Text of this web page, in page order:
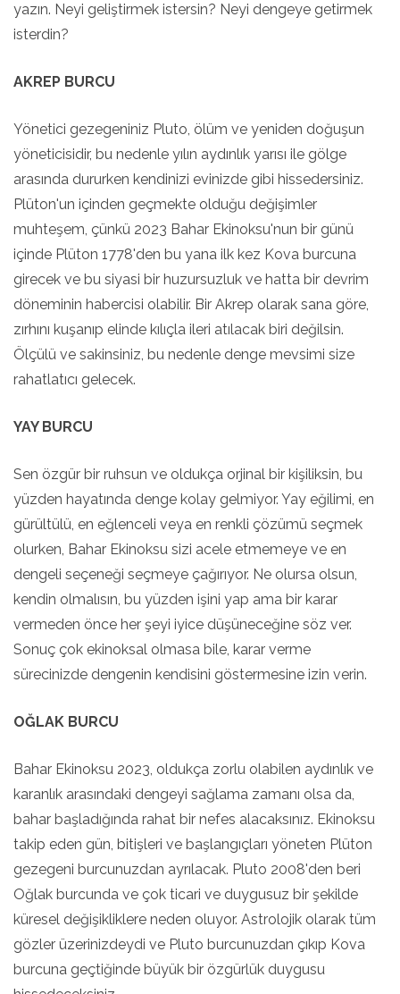
yazın. Neyi geliştirmek istersin? Neyi dengeye getirmek
isterdin?
AKREP BURCU
Yönetici gezegeniniz Pluto, ölüm ve yeniden doğuşun
yöneticisidir, bu nedenle yılın aydınlık yarısı ile gölge
arasında dururken kendinizi evinizde gibi hissedersiniz.
Plüton'un içinden geçmekte olduğu değişimler
muhteşem, çünkü 2023 Bahar Ekinoksu'nun bir günü
içinde Plüton 1778'den bu yana ilk kez Kova burcuna
girecek ve bu siyasi bir huzursuzluk ve hatta bir devrim
döneminin habercisi olabilir. Bir Akrep olarak sana göre,
zırhını kuşanıp elinde kılıçla ileri atılacak biri değilsin.
Ölçülü ve sakinsiniz, bu nedenle denge mevsimi size
rahatlatıcı gelecek.
YAY BURCU
Sen özgür bir ruhsun ve oldukça orjinal bir kişiliksin, bu
yüzden hayatında denge kolay gelmiyor. Yay eğilimi, en
gürültülü, en eğlenceli veya en renkli çözümü seçmek
olurken, Bahar Ekinoksu sizi acele etmemeye ve en
dengeli seçeneği seçmeye çağırıyor. Ne olursa olsun,
kendin olmalısın, bu yüzden işini yap ama bir karar
vermeden önce her şeyi iyice düşüneceğine söz ver.
Sonuç çok ekinoksal olmasa bile, karar verme
sürecinizde dengenin kendisini göstermesine izin verin.
OĞLAK BURCU
Bahar Ekinoksu 2023, oldukça zorlu olabilen aydınlık ve
karanlık arasındaki dengeyi sağlama zamanı olsa da,
bahar başladığında rahat bir nefes alacaksınız. Ekinoksu
takip eden gün, bitişleri ve başlangıçları yöneten Plüton
gezegeni burcunuzdan ayrılacak. Pluto 2008'den beri
Oğlak burcunda ve çok ticari ve duygusuz bir şekilde
küresel değişikliklere neden oluyor. Astrolojik olarak tüm
gözler üzerinizdeydi ve Pluto burcunuzdan çıkıp Kova
burcuna geçtiğinde büyük bir özgürlük duygusu